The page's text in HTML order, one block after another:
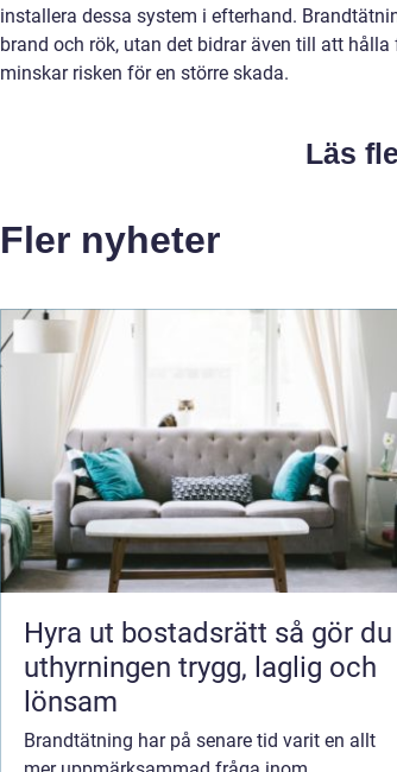
installera dessa system i efterhand.
brand och rök, utan det bidrar även till att
minskar risken för en större skada.
Läs
Fler nyheter
Hyra ut bostadsrätt så gör du
uthyrningen trygg, laglig och
lönsam
Brandtätning har på senare tid varit en allt